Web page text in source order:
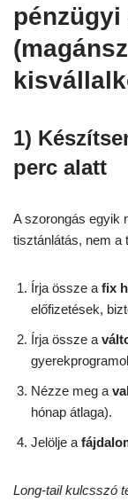
1)
perc alatt
A szorongás egyik
tisztánlátás, nem a
Írja össze a fix
előfizetések,
Írja össze a
Nézze meg a
hónap átlaga).
Jelölje a
Long-tail kulcsszó